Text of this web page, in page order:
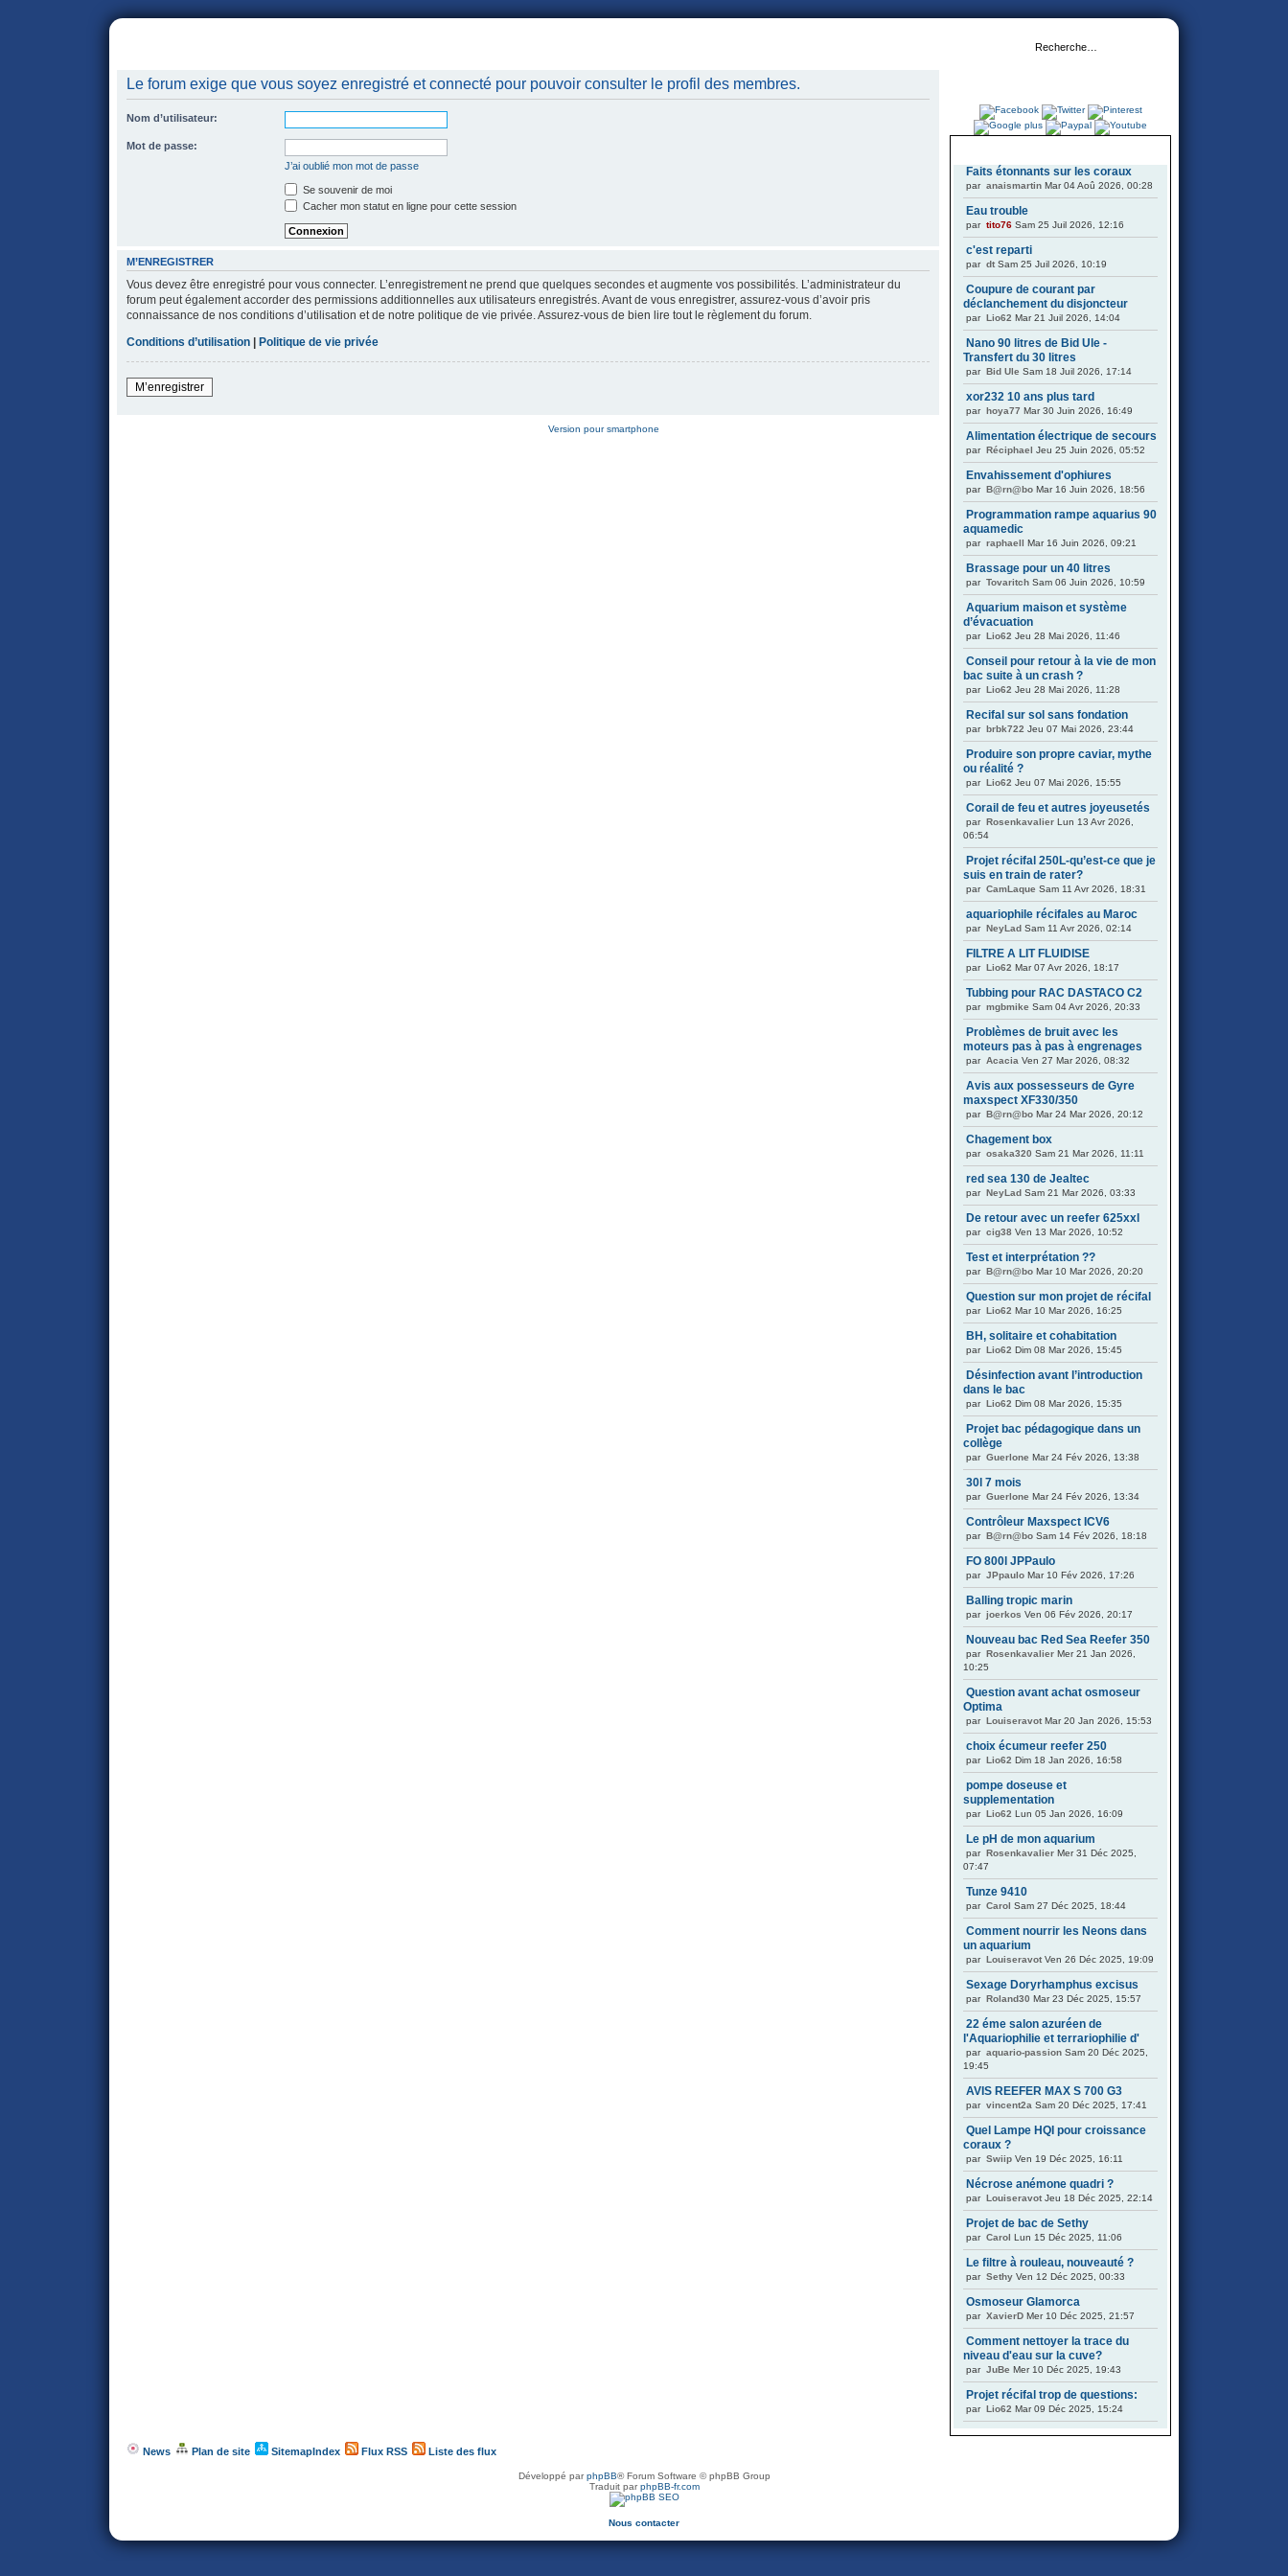
Le forum exige que vous soyez enregistré et connecté pour pouvoir consulter le profil des membres.
Nom d’utilisateur:
Mot de passe:
J’ai oublié mon mot de passe
Se souvenir de moi
Cacher mon statut en ligne pour cette session
M’ENREGISTRER
Vous devez être enregistré pour vous connecter. L’enregistrement ne prend que quelques secondes et augmente vos possibilités. L’administrateur du
forum peut également accorder des permissions additionnelles aux utilisateurs enregistrés. Avant de vous enregistrer, assurez-vous d’avoir pris
connaissance de nos conditions d’utilisation et de notre politique de vie privée. Assurez-vous de bien lire tout le règlement du forum.
Conditions d’utilisation | Politique de vie privée
M’enregistrer
Version pour smartphone
Faits étonnants sur les coraux
par anaismartin Mar 04 Aoû 2026, 00:28
Eau trouble
par tito76 Sam 25 Juil 2026, 12:16
c'est reparti
par dt Sam 25 Juil 2026, 10:19
Coupure de courant par
déclanchement du disjoncteur
par Lio62 Mar 21 Juil 2026, 14:04
Nano 90 litres de Bid Ule -
Transfert du 30 litres
par Bid Ule Sam 18 Juil 2026, 17:14
xor232 10 ans plus tard
par hoya77 Mar 30 Juin 2026, 16:49
Alimentation électrique de secours
par Réciphael Jeu 25 Juin 2026, 05:52
Envahissement d'ophiures
par B@rn@bo Mar 16 Juin 2026, 18:56
Programmation rampe aquarius 90
aquamedic
par raphaell Mar 16 Juin 2026, 09:21
Brassage pour un 40 litres
par Tovaritch Sam 06 Juin 2026, 10:59
Aquarium maison et système
d’évacuation
par Lio62 Jeu 28 Mai 2026, 11:46
Conseil pour retour à la vie de mon
bac suite à un crash ?
par Lio62 Jeu 28 Mai 2026, 11:28
Recifal sur sol sans fondation
par brbk722 Jeu 07 Mai 2026, 23:44
Produire son propre caviar, mythe
ou réalité ?
par Lio62 Jeu 07 Mai 2026, 15:55
Corail de feu et autres joyeusetés
par Rosenkavalier Lun 13 Avr 2026,
06:54
Projet récifal 250L-qu’est-ce que je
suis en train de rater?
par CamLaque Sam 11 Avr 2026, 18:31
aquariophile récifales au Maroc
par NeyLad Sam 11 Avr 2026, 02:14
FILTRE A LIT FLUIDISE
par Lio62 Mar 07 Avr 2026, 18:17
Tubbing pour RAC DASTACO C2
par mgbmike Sam 04 Avr 2026, 20:33
Problèmes de bruit avec les
moteurs pas à pas à engrenages
par Acacia Ven 27 Mar 2026, 08:32
Avis aux possesseurs de Gyre
maxspect XF330/350
par B@rn@bo Mar 24 Mar 2026, 20:12
Chagement box
par osaka320 Sam 21 Mar 2026, 11:11
red sea 130 de Jealtec
par NeyLad Sam 21 Mar 2026, 03:33
De retour avec un reefer 625xxl
par cig38 Ven 13 Mar 2026, 10:52
Test et interprétation ??
par B@rn@bo Mar 10 Mar 2026, 20:20
Question sur mon projet de récifal
par Lio62 Mar 10 Mar 2026, 16:25
BH, solitaire et cohabitation
par Lio62 Dim 08 Mar 2026, 15:45
Désinfection avant l’introduction
dans le bac
par Lio62 Dim 08 Mar 2026, 15:35
Projet bac pédagogique dans un
collège
par Guerlone Mar 24 Fév 2026, 13:38
30l 7 mois
par Guerlone Mar 24 Fév 2026, 13:34
Contrôleur Maxspect ICV6
par B@rn@bo Sam 14 Fév 2026, 18:18
FO 800l JPPaulo
par JPpaulo Mar 10 Fév 2026, 17:26
Balling tropic marin
par joerkos Ven 06 Fév 2026, 20:17
Nouveau bac Red Sea Reefer 350
par Rosenkavalier Mer 21 Jan 2026,
10:25
Question avant achat osmoseur
Optima
par Louiseravot Mar 20 Jan 2026, 15:53
choix écumeur reefer 250
par Lio62 Dim 18 Jan 2026, 16:58
pompe doseuse et
supplementation
par Lio62 Lun 05 Jan 2026, 16:09
Le pH de mon aquarium
par Rosenkavalier Mer 31 Déc 2025,
07:47
Tunze 9410
par Carol Sam 27 Déc 2025, 18:44
Comment nourrir les Neons dans
un aquarium
par Louiseravot Ven 26 Déc 2025, 19:09
Sexage Doryrhamphus excisus
par Roland30 Mar 23 Déc 2025, 15:57
22 éme salon azuréen de
l'Aquariophilie et terrariophilie d'
par aquario-passion Sam 20 Déc 2025,
19:45
AVIS REEFER MAX S 700 G3
par vincent2a Sam 20 Déc 2025, 17:41
Quel Lampe HQI pour croissance
coraux ?
par Swiip Ven 19 Déc 2025, 16:11
Nécrose anémone quadri ?
par Louiseravot Jeu 18 Déc 2025, 22:14
Projet de bac de Sethy
par Carol Lun 15 Déc 2025, 11:06
Le filtre à rouleau, nouveauté ?
par Sethy Ven 12 Déc 2025, 00:33
Osmoseur Glamorca
par XavierD Mer 10 Déc 2025, 21:57
Comment nettoyer la trace du
niveau d'eau sur la cuve?
par JuBe Mer 10 Déc 2025, 19:43
Projet récifal trop de questions:
par Lio62 Mar 09 Déc 2025, 15:24
News Plan de site SitemapIndex Flux RSS Liste des flux
Développé parphpBB® Forum Software © phpBB Group
Traduit parphpBB-fr.com
Nous contacter